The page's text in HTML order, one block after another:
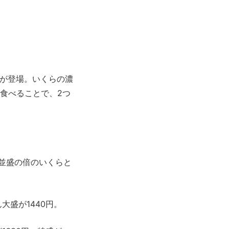
登場。いくらの濃
べることで、2つ
盛の倍のいくらと
盛が1440円。